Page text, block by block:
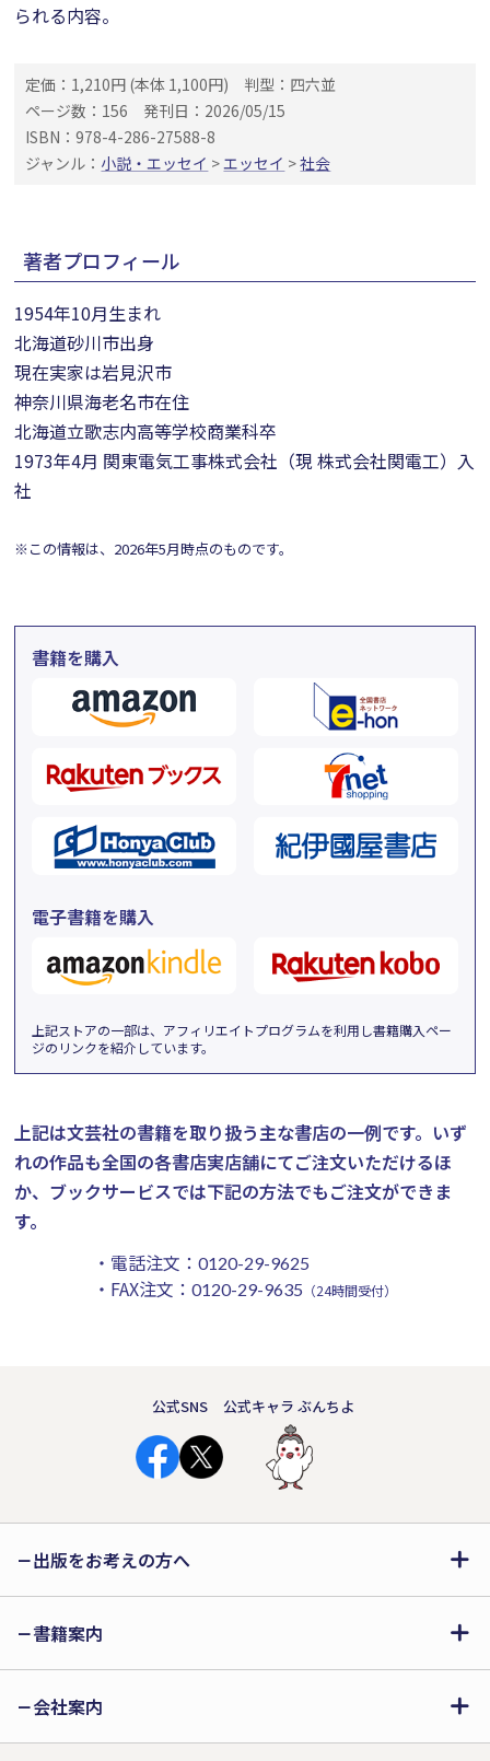
られる内容。
定価：1,210円 (本体 1,100円)
判型：四六並
ページ数：156
発刊日：2026/05/15
ISBN：978-4-286-27588-8
ジャンル： 小説・エッセイ >エッセイ >社会
著者プロフィール
1954年10月生まれ
北海道砂川市出身
現在実家は岩見沢市
神奈川県海老名市在住
北海道立歌志内高等学校商業科卒
1973年4月 関東電気工事株式会社（現 株式会社関電工）入
社
※この情報は、2026年5月時点のものです。
書籍を購入
電子書籍を購入
上記ストアの一部は、アフィリエイトプログラムを利用し書籍購入ペー
ジのリンクを紹介しています。
上記は文芸社の書籍を取り扱う主な書店の一例です。 いず
れの作品も全国の各書店実店舗にてご注文いただけるほ
か、ブックサービスでは下記の方法でもご注文ができま
す。
・電話注文： 0120-29-9625
・FAX注文： 0120-29-9635 （24時間受付）
公式SNS 公式キャラ ぶんちよ
出版をお考えの方へ
書籍案内
会社案内